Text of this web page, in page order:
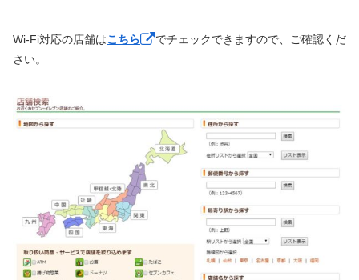
Wi-Fi対応の店舗はこちら
でチェックできますので、ご確認くだ
さい。